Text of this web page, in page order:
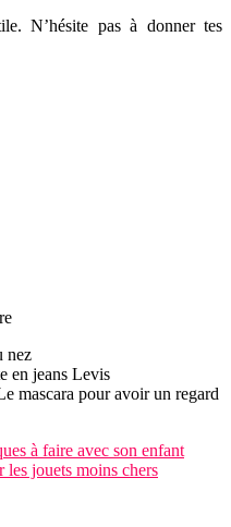
N’hésite pas à donner tes
nez
en jeans Levis
mascara pour avoir un regard
à faire avec son enfant
les jouets moins chers